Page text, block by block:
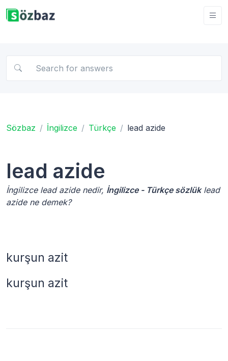
Sözbaz İngilizce Türkçe lead azide
lead azide
İngilizce lead azide nedir, İngilizce - Türkçe sözlüklead
azide ne demek?
kurşun azit
kurşun azit